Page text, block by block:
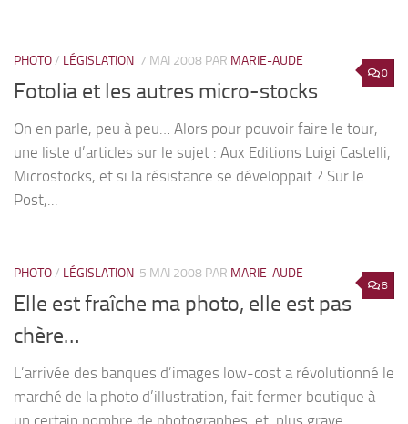
0
PHOTO/ LÉGISLATION 7 MAI 2008 PAR MARIE-AUDE
Fotolia et les autres micro-stocks
On en parle, peu à peu… Alors pour pouvoir faire le tour,
une liste d’articles sur le sujet : Aux Editions Luigi Castelli,
Microstocks, et si la résistance se développait ? Sur le
Post,...
8
PHOTO/ LÉGISLATION 5 MAI 2008 PAR MARIE-AUDE
Elle est fraîche ma photo, elle est pas
chère…
L’arrivée des banques d’images low-cost a révolutionné le
marché de la photo d’illustration, fait fermer boutique à